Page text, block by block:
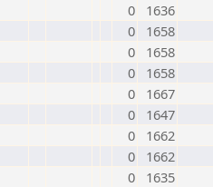
0
1636
0
1658
0
1658
0
1658
0
1667
0
1647
0
1662
0
1662
0
1635